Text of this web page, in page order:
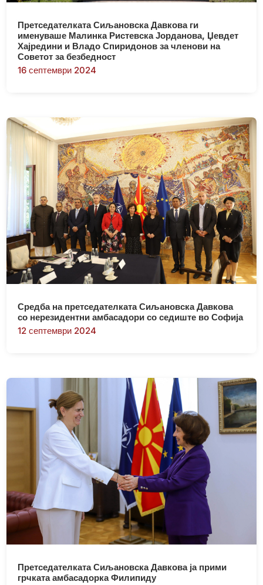
Претседателката Сиљановска Давкова ги
именуваше Малинка Ристевска Јорданова, Џевдет
Хајредини и Владо Спиридонов за членови на
Советот за безбедност
16 септември 2024
Средба на претседателката Сиљановска Давкова
со нерезидентни амбасадори со седиште во Софија
12 септември 2024
Претседателката Сиљановска Давкова ја прими
грчката амбасадорка Филипиду